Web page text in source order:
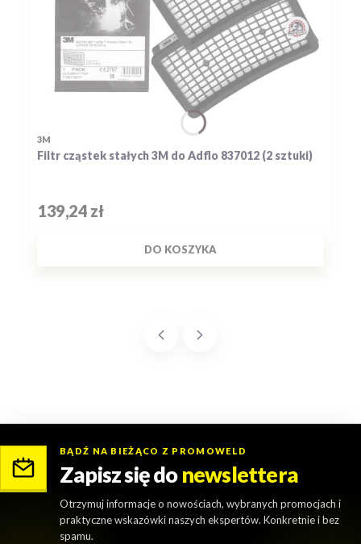
Filtr cząstek stałych 3M do Adflo 837012 (2 sztuki)
PRODUCENT
3M
Cena
139,24 zł
DO KOSZYKA
BĄDŹ NA BIEŻĄCO Z PROMOWELD
Zapisz się donewslettera
Otrzymuj informacje o nowościach, wybranych promocjach i
praktyczne wskazówki naszych ekspertów. Konkretnie i bez
spamu.